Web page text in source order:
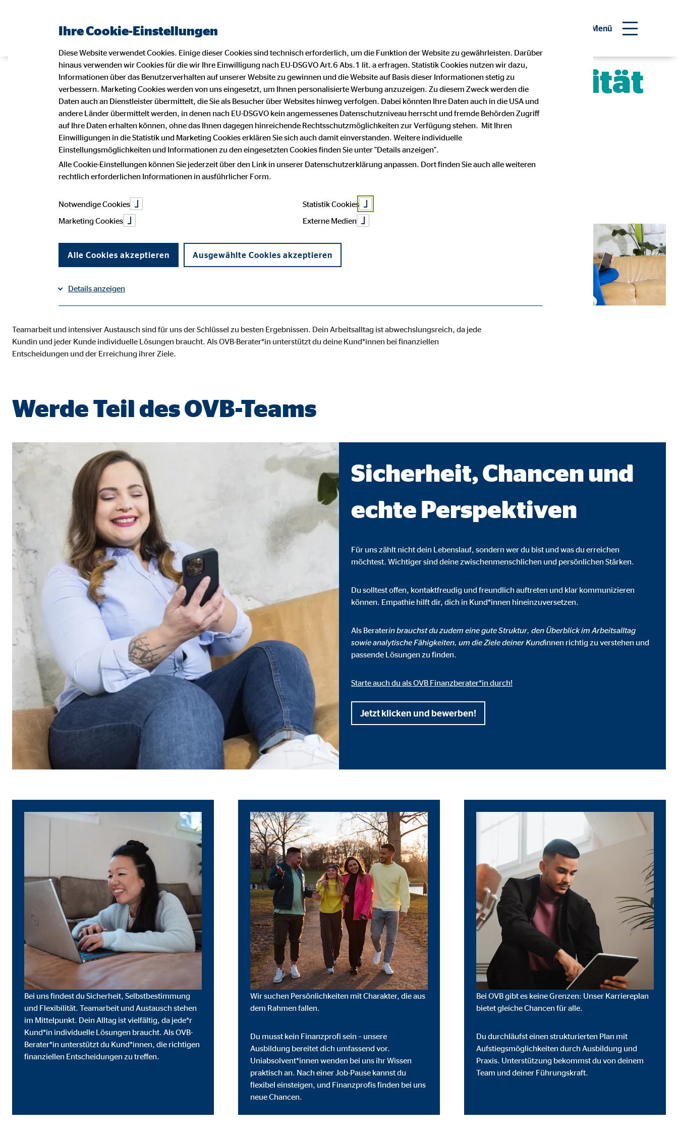
Menü
Deine Karriere mit Sicherheit, Flexibilität
und Teamgeist!
Suchst du einen Job, der Sicherheit,
Selbstbestimmung und Flexibilität
vereint?
Teamarbeit und intensiver Austausch sind für uns der Schlüssel zu besten Ergebnissen. Dein Arbeitsalltag ist abwechslungsreich, da jede
Kundin und jeder Kunde individuelle Lösungen braucht. Als OVB-Berater*in unterstützt du deine Kund*innen bei finanziellen
Entscheidungen und der Erreichung ihrer Ziele.
Werde Teil des OVB-Teams
Sicherheit, Chancen und
echte Perspektiven
Für uns zählt nicht dein Lebenslauf, sondern wer du bist und was du erreichen
möchtest. Wichtiger sind deine zwischenmenschlichen und persönlichen Stärken.
Du solltest offen, kontaktfreudig und freundlich auftreten und klar kommunizieren
können. Empathie hilft dir, dich in Kund*innen hineinzuversetzen.
Als Beraterin brauchst du zudem eine gute Struktur, den Überblick im Arbeitsalltag
sowie analytische Fähigkeiten, um die Ziele deiner Kundinnen richtig zu verstehen und
passende Lösungen zu finden.
Starte auch du als OVB Finanzberater*in durch!
Jetzt klicken und bewerben!
Bei uns findest du Sicherheit, Selbstbestimmung
und Flexibilität. Teamarbeit und Austausch stehen
im Mittelpunkt. Dein Alltag ist vielfältig, da jede*r
Kund*in individuelle Lösungen braucht. Als OVB-
Berater*in unterstützt du Kund*innen, die richtigen
finanziellen Entscheidungen zu treffen.
Wir suchen Persönlichkeiten mit Charakter, die aus
dem Rahmen fallen.
Du musst kein Finanzprofi sein – unsere
Ausbildung bereitet dich umfassend vor.
Uniabsolvent*innen wenden bei uns ihr Wissen
praktisch an. Nach einer Job-Pause kannst du
flexibel einsteigen, und Finanzprofis finden bei uns
neue Chancen.
Bei OVB gibt es keine Grenzen: Unser Karriereplan
bietet gleiche Chancen für alle.
Du durchläufst einen strukturierten Plan mit
Aufstiegsmöglichkeiten durch Ausbildung und
Praxis. Unterstützung bekommst du von deinem
Team und deiner Führungskraft.
Ihre Cookie-Einstellungen
Diese Website verwendet Cookies. Einige dieser Cookies sind technisch erforderlich, um die Funktion der Website zu gewährleisten. Darüber
hinaus verwenden wir Cookies für die wir Ihre Einwilligung nach EU-DSGVO Art.6 Abs.1 lit. a erfragen. Statistik Cookies nutzen wir dazu,
Informationen über das Benutzerverhalten auf unserer Website zu gewinnen und die Website auf Basis dieser Informationen stetig zu
verbessern. Marketing Cookies werden von uns eingesetzt, um Ihnen personalisierte Werbung anzuzeigen. Zu diesem Zweck werden die
Daten auch an Dienstleister übermittelt, die Sie als Besucher über Websites hinweg verfolgen. Dabei könnten Ihre Daten auch in die USA und
andere Länder übermittelt werden, in denen nach EU-DSGVO kein angemessenes Datenschutzniveau herrscht und fremde Behörden Zugriff
auf Ihre Daten erhalten können, ohne das Ihnen dagegen hinreichende Rechtsschutzmöglichkeiten zur Verfügung stehen. Mit Ihren
Einwilligungen in die Statistik und Marketing Cookies erklären Sie sich auch damit einverstanden. Weitere individuelle
Einstellungsmöglichkeiten und Informationen zu den eingesetzten Cookies finden Sie unter "Details anzeigen".
Alle Cookie-Einstellungen können Sie jederzeit über den Link in unserer Datenschutzerklärung anpassen. Dort finden Sie auch alle weiteren
rechtlich erforderlichen Informationen in ausführlicher Form.
Notwendige Cookies
Statistik Cookies
Marketing Cookies
Externe Medien
Alle Cookies akzeptieren Ausgewählte Cookies akzeptieren
Details anzeigen
Notwendige Cookies
Notwendige Cookies ermöglichen grundlegende Funktionen und sind für die einwandfreie Funktion der Website erforderlich. Die Deaktivierung kann die
Funktion der Webseite einschränken.
Name: fe_typo_user
Speicherung von Benutzereinstellungen
Cookie Laufzeit:
Einverständnis Cookie | Empfänger: OVB
Name:
Anbieter:
Zweck: Speichern Ihrer Einwilligungen
Cookie Laufzeit:
Statistik Cookies
Statistik Cookies erfassen Informationen anonym. Diese Informationen helfen uns zu verstehen, wie unsere Besucher unsere Website nutzen.
Google Analytics | Empfänger: OVB, Google Ireland Ltd.
Name: _ga, _gat_UA-41411249-1, _gid
Anbieter: Google Ireland Ltd.
Erhebung von Statistiken zur Website-Nutzung
bis zu 14 Monate
Facebook Pixel | Empfänger: OVB, Facebook Ireland Ltd.
Anbieter: Facebook Ireland Ltd.
Verknüpfung mit Benutzerprofilen
Cookie Laufzeit:
Adform | Empfänger: OVB, Adform A/S
Name:
Anbieter:
Zweck:
Cookie Laufzeit:
Externe Medien
Inhalte von Video- und Kartenplattformen werden beim Besuch unserer Webseite standardmäßig blockiert. Durch das Akzeptieren von externen Medien
willigen Sie auch in die mögliche Übermittlung Ihrer Daten an Dienste in datenschutzrechtlich sogenannten Drittländern durch den Anbieter ein.